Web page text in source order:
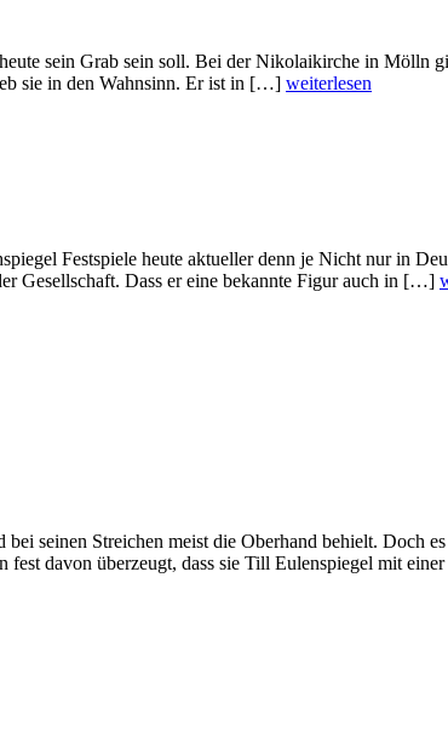
sein Grab sein soll. Bei der Nikolaikirche in Mölln
sie in den Wahnsinn. Er ist in […] weiterlesen
Festspiele heute aktueller denn je Nicht nur in
Gesellschaft. Dass er eine bekannte Figur auch in […]
seinen Streichen meist die Oberhand behielt. Doch
fest davon überzeugt, dass sie Till Eulenspiegel mit